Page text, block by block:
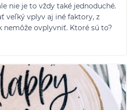
nie je to vždy také jednoduché.
veľký vplyv aj iné faktory, z
ovplyvniť. Ktoré sú to?